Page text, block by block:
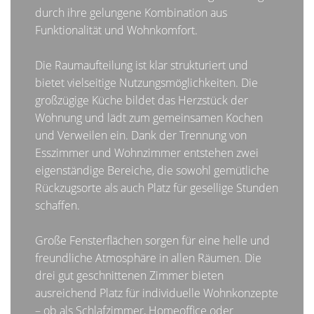
durch ihre gelungene Kombination aus
Funktionalität und Wohnkomfort.
Die Raumaufteilung ist klar strukturiert und
bietet vielseitige Nutzungsmöglichkeiten. Die
großzügige Küche bildet das Herzstück der
Wohnung und lädt zum gemeinsamen Kochen
und Verweilen ein. Dank der Trennung von
Esszimmer und Wohnzimmer entstehen zwei
eigenständige Bereiche, die sowohl gemütliche
Rückzugsorte als auch Platz für gesellige Stunden
schaffen.
Große Fensterflächen sorgen für eine helle und
freundliche Atmosphäre in allen Räumen. Die
drei gut geschnittenen Zimmer bieten
ausreichend Platz für individuelle Wohnkonzepte
– ob als Schlafzimmer, Homeoffice oder